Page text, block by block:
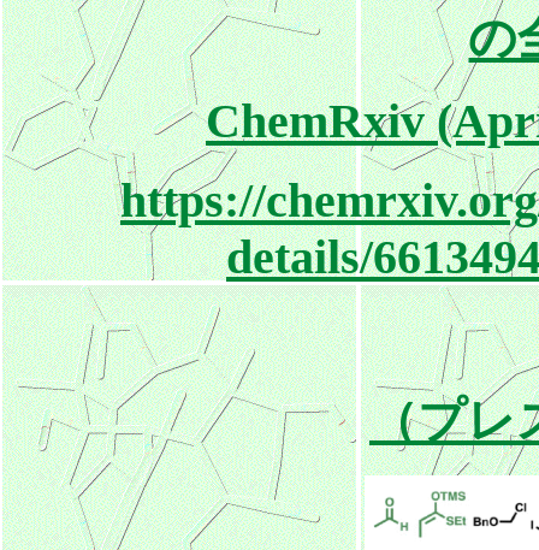
の
ChemRxiv
https://
details/
（プレ